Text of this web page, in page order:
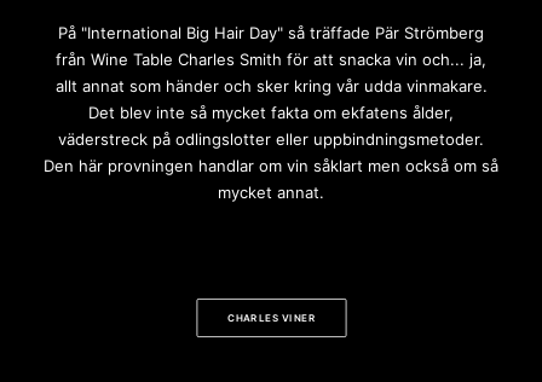
På "International Big Hair Day" så träffade Pär Strömberg
från Wine Table Charles Smith för att snacka vin och... ja,
allt annat som händer och sker kring vår udda vinmakare.
Det blev inte så mycket fakta om ekfatens ålder,
väderstreck på odlingslotter eller uppbindningsmetoder.
Den här provningen handlar om vin såklart men också om så
mycket annat.
CHARLES VINER